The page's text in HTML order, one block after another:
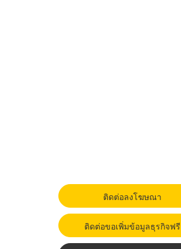
ติดต่อลงโฆษณา
ติดต่อขอเพิ่มข้อมูลธุรกิจฟรี